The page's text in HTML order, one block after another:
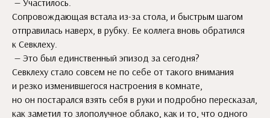
— Участилось.
Сопровождающая встала из-за стола, и быстрым шагом
отправилась наверх, в рубку. Ее коллега вновь обратился
к Севклеху.
— Это был единственный эпизод за сегодня?
Севклеху стало совсем не по себе от такого внимания
и резко изменившегося настроения в комнате,
но он постарался взять себя в руки и подробно пересказал,
как заметил то злополучное облако, как и то, что одного